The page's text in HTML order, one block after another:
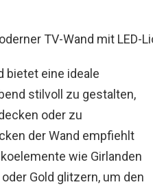
bietet eine ideale
stilvoll zu gestalten,
oder zu
der Wand empfiehlt
wie Girlanden
Gold glitzern, um den